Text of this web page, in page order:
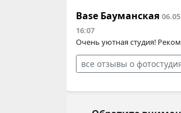
Base Бауманская
16:07
Очень уютная студия!
все отзывы о